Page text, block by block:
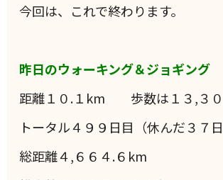
今回は、これで終わります。
昨日のウォーキング＆ジョギング
距離１０.１km 歩数は１３,３
トータル４９９日目（休んだ３７日
総距離４,６６４.６km